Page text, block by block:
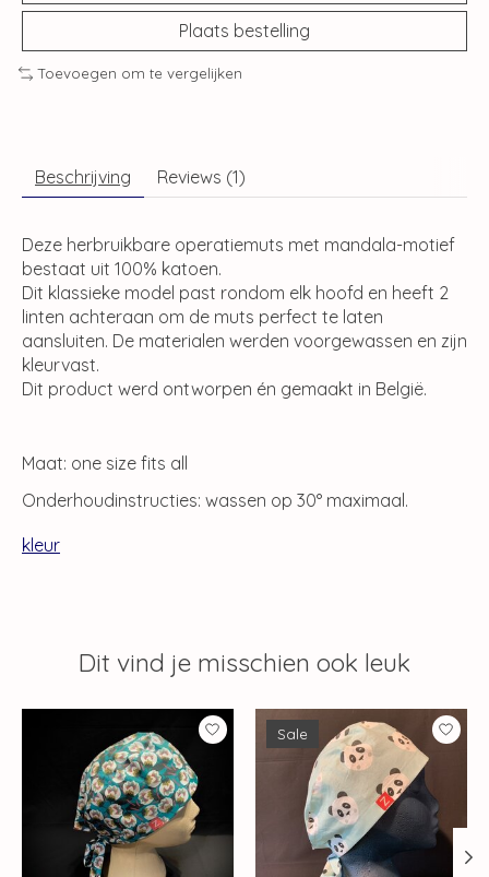
Plaats bestelling
Toevoegen om te vergelijken
Beschrijving Reviews (1)
Deze herbruikbare operatiemuts met mandala-motief
bestaat uit 100% katoen.
Dit klassieke model past rondom elk hoofd en heeft 2
linten achteraan om de muts perfect te laten
aansluiten. De materialen werden voorgewassen en zijn
kleurvast.
Dit product werd ontworpen én gemaakt in België.
Maat: one size fits all
Onderhoudinstructies: wassen op 30° maximaal.
kleur
Dit vind je misschien ook leuk
Items van productcarrousel
Sale